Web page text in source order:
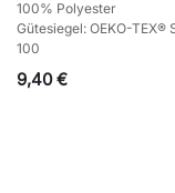
100% Polyester
Gütesiegel: OEKO-TEX®
100
9,40€